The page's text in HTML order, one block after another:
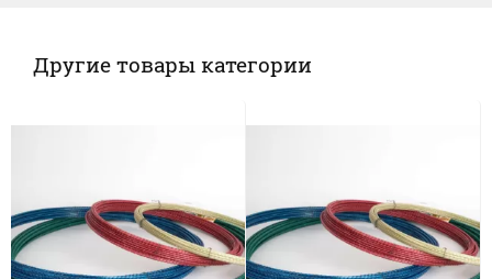
Другие товары категории